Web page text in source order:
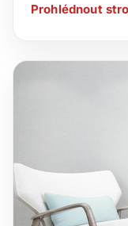
Prohlédnout